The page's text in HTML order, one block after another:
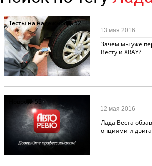
Тесты на надежность52
Зачем мы уже
Весту и ХRAY?
13 мая 2016
Новости55
Лада Веста
опциями и
12 мая 2016